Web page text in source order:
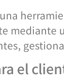
mediante
el